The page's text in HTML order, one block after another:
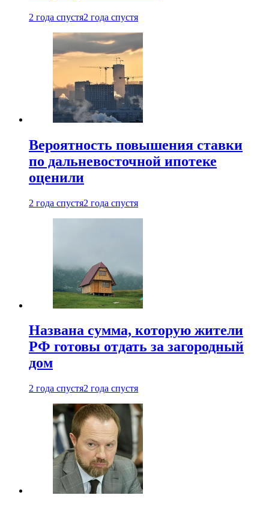
2 года спустя2 года спустя
Вероятность повышения ставки
по дальневосточной ипотеке
оценили
2 года спустя2 года спустя
Названа сумма, которую жители
РФ готовы отдать за загородный
дом
2 года спустя2 года спустя